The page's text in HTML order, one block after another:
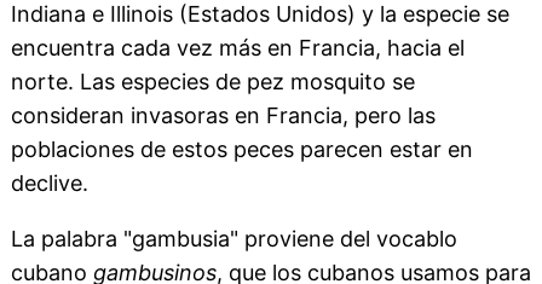
Indiana e Illinois (Estados Unidos) y la especie se
encuentra cada vez más en Francia, hacia el
norte. Las especies de pez mosquito se
consideran invasoras en Francia, pero las
poblaciones de estos peces parecen estar en
declive.
La palabra "gambusia" proviene del vocablo
cubano gambusinos, que los cubanos usamos para